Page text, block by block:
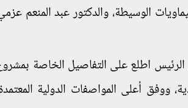
الوسيطة، والدكتور عبد المنعم
اطلع على التفاصيل الخاصة
ووفق أعلى المواصفات الدولية